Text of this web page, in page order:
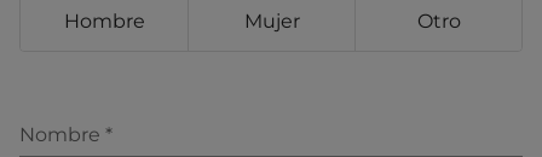
Hombre Mujer Otro
Nombre *